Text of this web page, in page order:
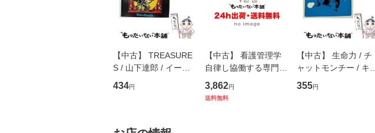
【中古】 TREASURE
S / 山下達郎 / イース
トウエスト・ジャパン
[CD]【メール便送料無
434円
【中古】 看護管理学
自律し協働する専門職
の看護マネジメントス
キル 改訂第3版 (看護
3,862円
送料無料
【中古】 生命力 / チ
ャットモンチー / キュ
ーンレコード [CD]
【メール便送料無料】
355円